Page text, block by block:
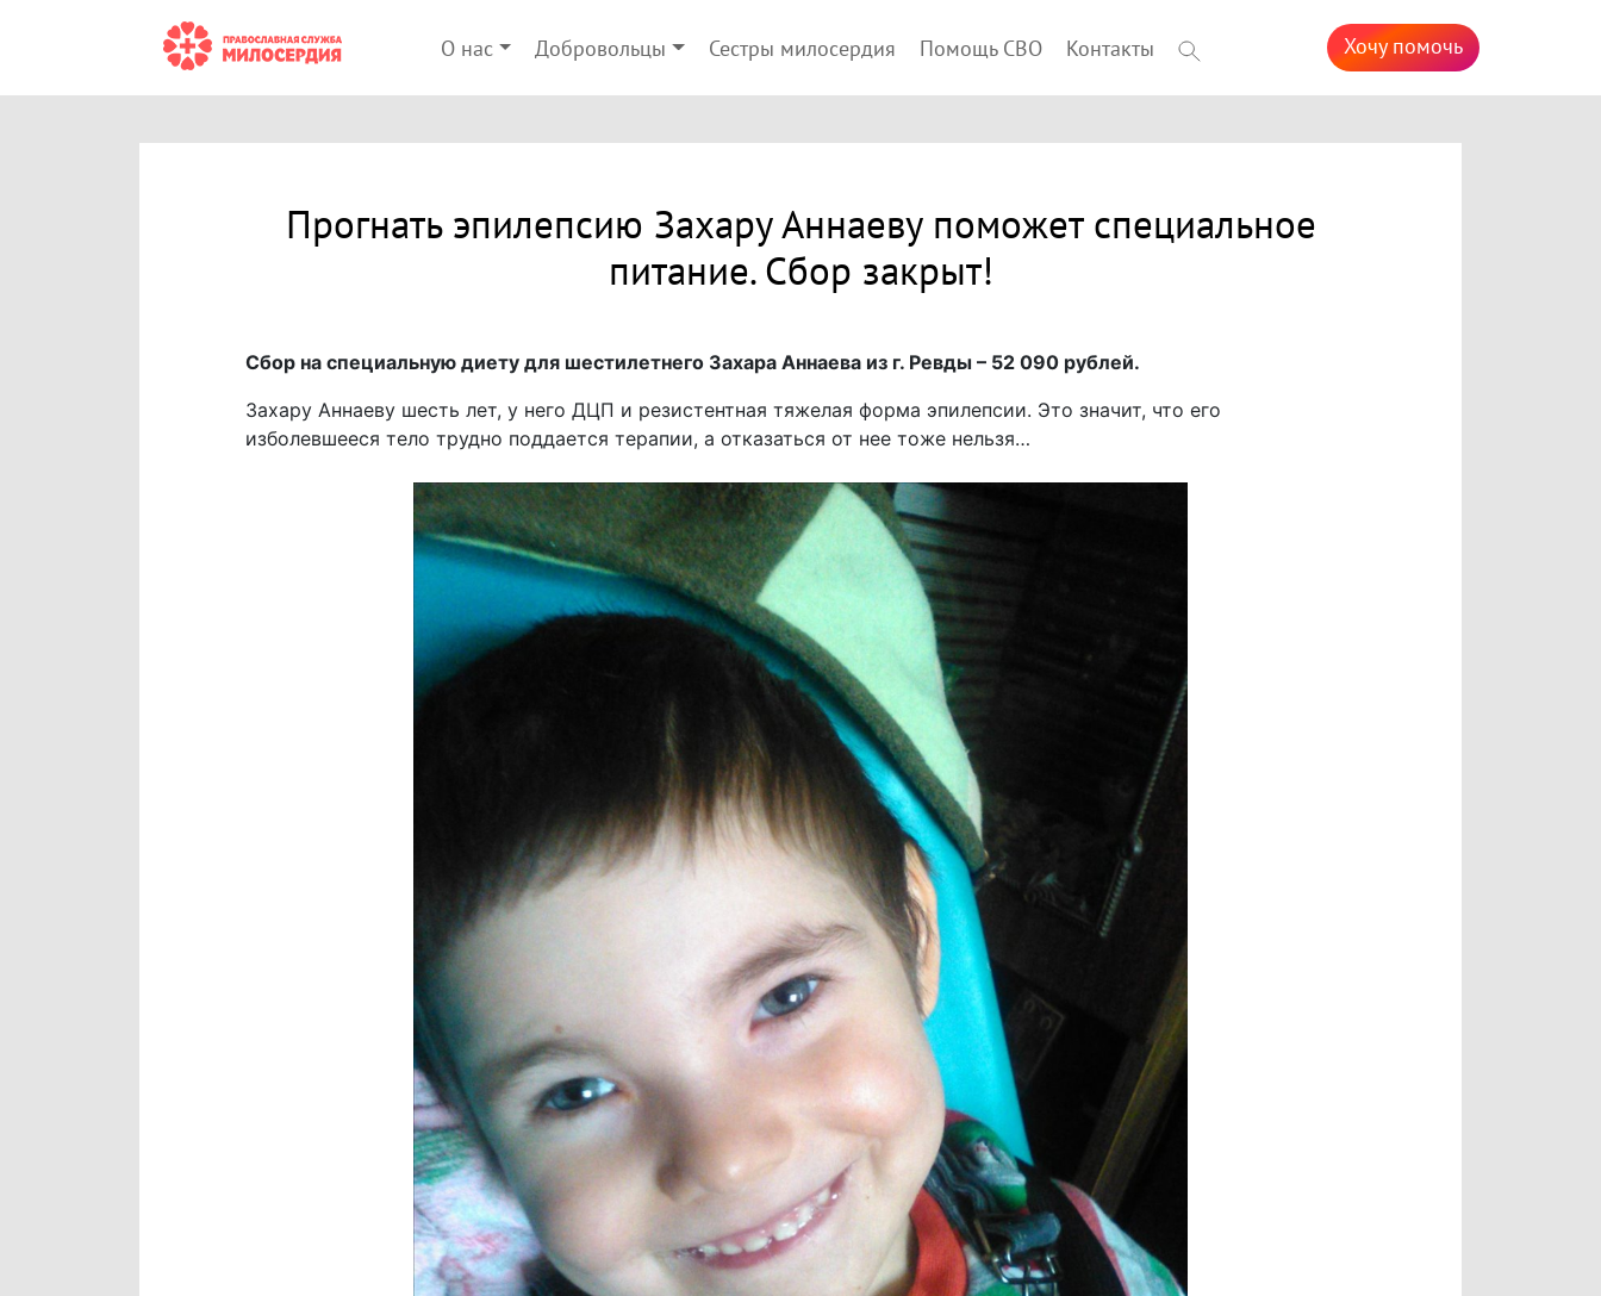
О нас Добровольцы Сестры милосердия Помощь СВО Контакты Хочу помочь
Прогнать эпилепсию Захару Аннаеву поможет специальное
питание. Сбор закрыт!
Сбор на специальную диету для шестилетнего Захара Аннаева из г. Ревды – 52 090 рублей.
Захару Аннаеву шесть лет, у него ДЦП и резистентная тяжелая форма эпилепсии. Это значит, что его
изболевшееся тело трудно поддается терапии, а отказаться от нее тоже нельзя…